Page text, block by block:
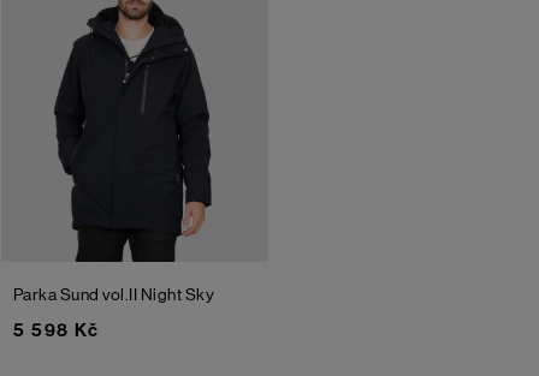
Parka Sund vol.II Night Sky
5 598 Kč